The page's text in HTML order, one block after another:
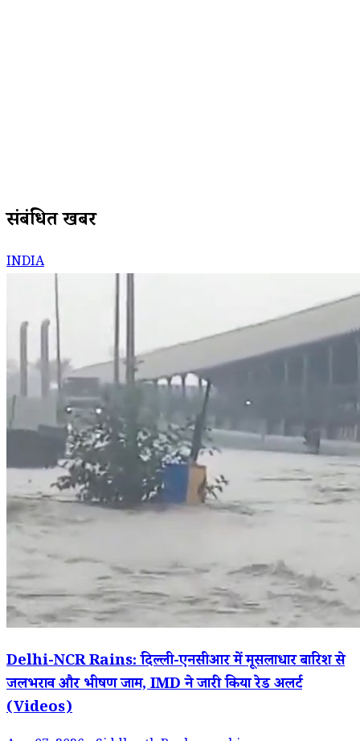
संबंधित खबरें
INDIA
Delhi-NCR Rains: दिल्ली-एनसीआर में मूसलाधार बारिश से
जलभराव और भीषण जाम, IMD ने जारी किया रेड अलर्ट
(Videos)